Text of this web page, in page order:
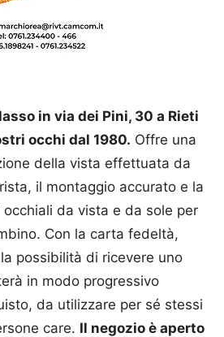
in via dei Pini, 30 a Rieti
occhi dal 1980. Offre una
della vista effettuata da
il montaggio accurato e la
da vista e da sole per
Con la carta fedeltà,
possibilità di ricevere uno
in modo progressivo
da utilizzare per sé stessi
care. Il negozio è aperto